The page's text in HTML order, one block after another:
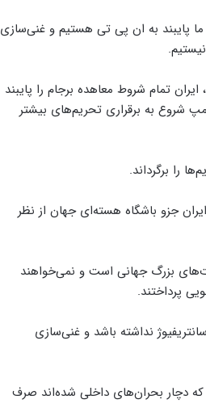
ما پایبند به ان پی تی هستیم و غنی‌سازی
ایران تمام شروط معاهده برجام را پایبند
شروع به برقراری تحریم‌های بیشتر
را برگرداند.
جزو باشگاه هسته‌ای جهان از نظر
بزرگ جهانی است و نمی‌خواهند
پرداختند.
نداشته باشد و غنی‌سازی
دچار بحران‌های داخلی شده‌اند صرف